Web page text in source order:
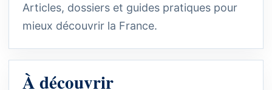
Articles, dossiers et guides pratiques pour
mieux découvrir la France.
À découvrir